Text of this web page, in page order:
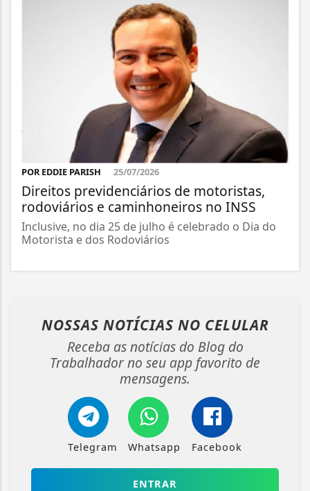
POR EDDIE PARISH 25/07/2026
Direitos previdenciários de motoristas,
rodoviários e caminhoneiros no INSS
Inclusive, no dia 25 de julho é celebrado o Dia do
Motorista e dos Rodoviários
NOSSAS NOTÍCIAS NO CELULAR
Receba as notícias do Blog do
Trabalhador no seu app favorito de
mensagens.
Telegram Whatsapp Facebook
ENTRAR